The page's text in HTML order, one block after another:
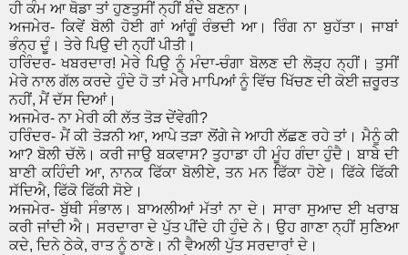
ਹੀ ਕੰਮ ਆ ਥੋਡਾ ਤਾਂ ਹੁਣਤੁਸੀਂ ਨ੍ਹੀਂ ਬੰਦੇ ਬਣਨਾ।
ਅਜਮੇਰ- ਕਿਵੇਂ ਬੋਲੀ ਹੋਈ ਗਾਂ ਆਂਗੂੰ ਰੰਭਦੀ ਆ। ਰਿੰਗ ਨਾ ਬੁਹੱਤਾ। ਜਾਬਾਂ
ਭੰਨ੍ਹ ਦੂੰ। ਤੇਰੇ ਪਿਉ ਦੀ ਨ੍ਹੀਂ ਪੀਤੀ।
ਹਰਿੰਦਰ- ਖਬਰਦਾਰ! ਮੇਰੇ ਪਿਉ ਨੂੰ ਮੰਦਾ-ਚੰਗਾ ਬੋਲਣ ਦੀ ਲੋੜ੍ਹ ਨ੍ਹੀਂ। ਤੁਸੀਂ
ਮੇਰੇ ਨਾਲ ਗੱਲ ਕਰਦੇ ਹੁੰਦੇ ਹੋ ਤਾਂ ਮੇਰੇ ਮਾਪਿਆਂ ਨੂੰ ਵਿੱਚ ਖਿੱਚਣ ਦੀ ਕੋਈ ਜ਼ਰੂਰਤ
ਨਹੀਂ, ਮੈਂ ਦੱਸ ਦਿਆਂ।
ਅਜਮੇਰ- ਨਾ ਮੇਰੀ ਕੀ ਲੱਤ ਤੋੜ ਦੇਂਵੇਗੀ?
ਹਰਿੰਦਰ- ਮੈਂ ਕੀ ਤੋੜਨੀ ਆ, ਆਪੇ ਤੜਾ ਲੋਂਗੇ ਜੇ ਆਹੀ ਲੱਛਣ ਰਹੇ ਤਾਂ। ਮੈਨੂੰ ਕੀ
ਆ? ਬੋਲੀ ਚੱਲੋ। ਕਰੀ ਜਾਉ ਬਕਵਾਸ? ਤੁਹਾਡਾ ਹੀ ਮੂੰਹ ਗੰਦਾ ਹੁੰਦੈ। ਬਾਬੇ ਦੀ
ਬਾਣੀ ਕਹਿੰਦੀ ਆ, ਨਾਨਕ ਫਿੱਕਾ ਬੋਲੀਏ, ਤਨ ਮਨ ਫਿੱਕਾ ਹੋਏ। ਫਿੱਕੇ ਫਿੱਕੀ
ਸੱਦਿਐ, ਫਿੱਕੋ ਫਿੱਕੀ ਸੋਏ।
ਅਜਮੇਰ- ਬੁੱਥੀ ਸੰਭਾਲ। ਬਾਅਲੀਆਂ ਮੱਤਾਂ ਨਾ ਦੇ। ਸਾਰਾ ਸੁਆਦ ਈ ਖਰਾਬ
ਕਰੀ ਜਾਂਦੀ ਐ। ਸਰਦਾਰਾ ਦੇ ਪੁੱਤ ਪੀਂਦੇ ਹੀ ਹੁੰਦੇ ਨੇ। ਉਹ ਗਾਣਾ ਨ੍ਹੀਂ ਸੁਣਿਆ
ਕਦੇ, ਦਿਨੇ ਠੇਕੇ, ਰਾਤ ਨੂੰ ਠਾਣੇ। ਨੀ ਵੈਅਲੀ ਪੁੱਤ ਸਰਦਾਰਾਂ ਦੇ।